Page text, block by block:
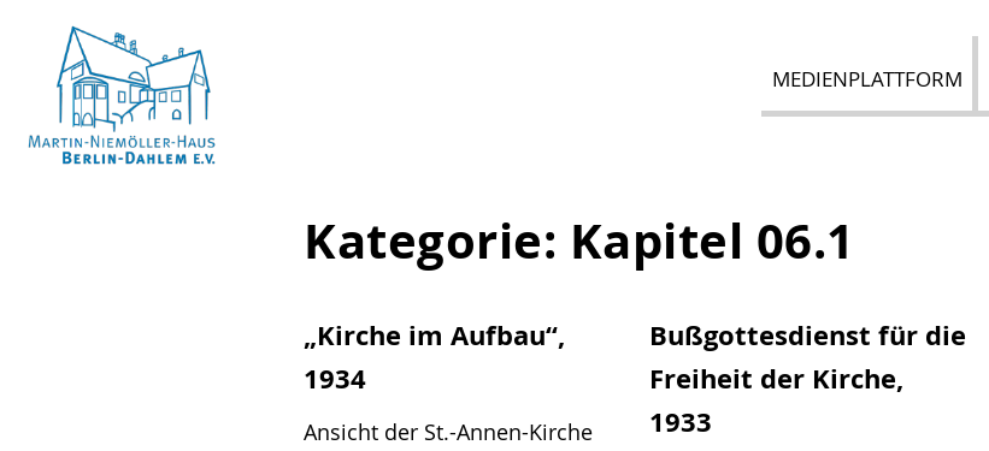
content
MEDIENPLATTFORM
Kategorie: Kapitel 06.1
„Kirche im Aufbau“,
1934
Ansicht der St.-Annen-Kirche
Bußgottesdienst für die
Freiheit der Kirche,
1933